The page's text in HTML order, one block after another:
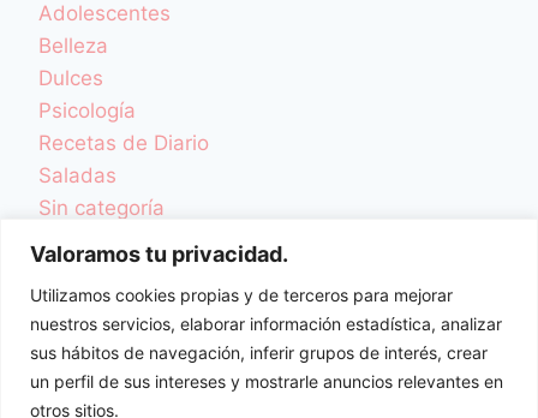
Valoramos tu privacidad.
Utilizamos cookies propias y de terceros para mejorar
nuestros servicios, elaborar información estadística, analizar
sus hábitos de navegación, inferir grupos de interés, crear
un perfil de sus intereses y mostrarle anuncios relevantes en
otros sitios.
Adolescentes
Belleza
Dulces
Psicología
Recetas de Diario
Saladas
Sin categoría
TCA y Desordenes Alimentarios
Una Vida Más Sana
Videoblog
Videorecetas
Videos Colaboraciones